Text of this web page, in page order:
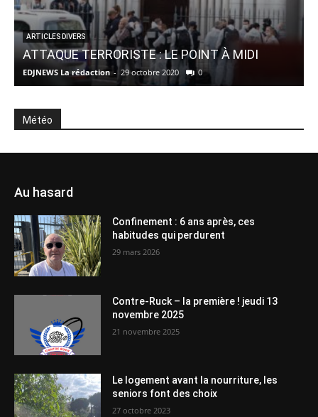
ARTICLES DIVERS
ATTAQUE TERRORISTE : LE POINT À MIDI
EDJNEWS La rédaction - 29 octobre 2020 0
Météo
Au hasard
Confinement : 6 ans après, ces
habitudes qui perdurent
29 mars 2026
Contre-Ruck – la première ! jeudi 13
novembre 2025
21 novembre 2025
Le logement avant la nourriture, les
seniors font des choix
27 octobre 2023